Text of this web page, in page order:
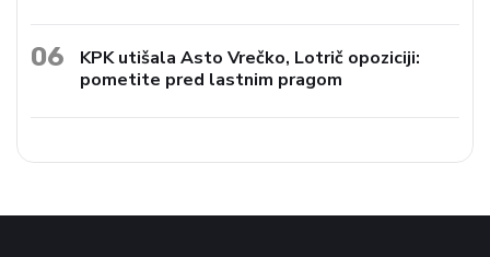
06
KPK utišala Asto Vrečko, Lotrič opoziciji:
pometite pred lastnim pragom